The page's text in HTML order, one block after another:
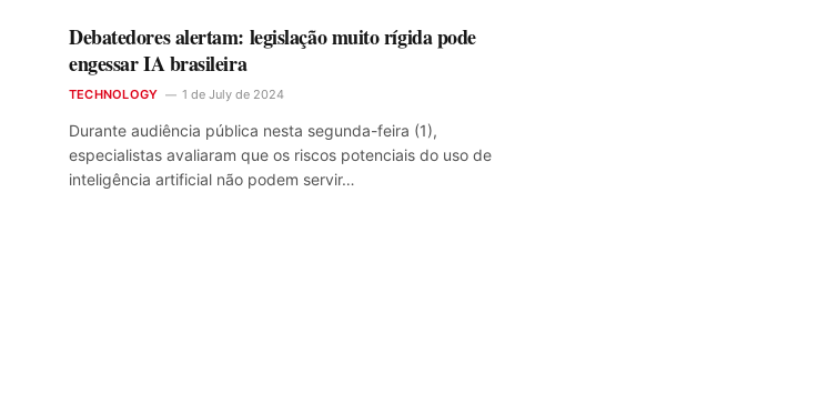
Debatedores alertam: legislação muito rígida pode
engessar IA brasileira
TECHNOLOGY 1 de July de 2024
Durante audiência pública nesta segunda-feira (1),
especialistas avaliaram que os riscos potenciais do uso de
inteligência artificial não podem servir…